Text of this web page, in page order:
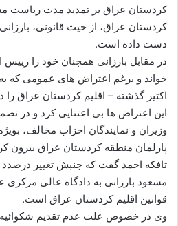
کردستان عراق بر تمدید مدت ریاست
کردستان عراق، از حیث قانونی،
دست داده است.
در مقابل بارزانی همچنان خود را
خواند و برغم اعتراض های عمومی که
اکتیر گذشته – اقلیم کردستان عراق را
این اعتراض ها بی اعتنایی کرد و در
وزیران و نمایندگان احزاب مخالف،
پارلمان منطقه کردستان عراق بیرون
تافکه احمد گفت که جنبش تغییر درصدد
مسعود بارزانی به دادگاه عالی مرکزی
قوانین اقلیم کردستان عراق است.
وی در خصوص علت عدم تقدیم شکوائیه